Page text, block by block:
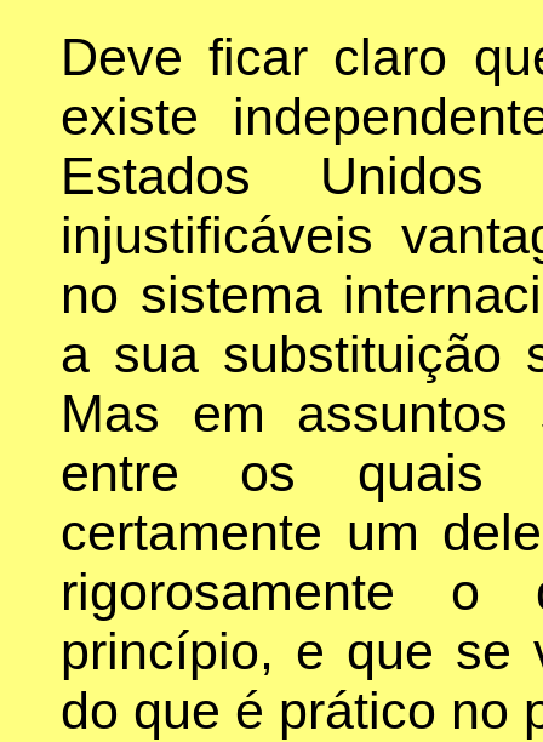
Deve ficar claro
existe
Estados
injustificáveis
no sistema
a sua substituição
Mas em
entre os quais
certamente um
rigorosamente
princípio, e que se
do que é prático no